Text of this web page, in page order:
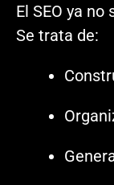
El SEO ya
Se trata de: